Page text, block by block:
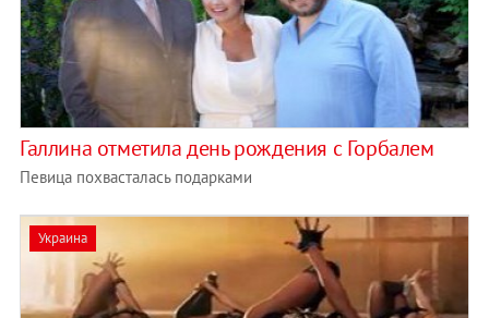
Галлина отметила день рождения с Горбалем
Певица похвасталась подарками
Украина